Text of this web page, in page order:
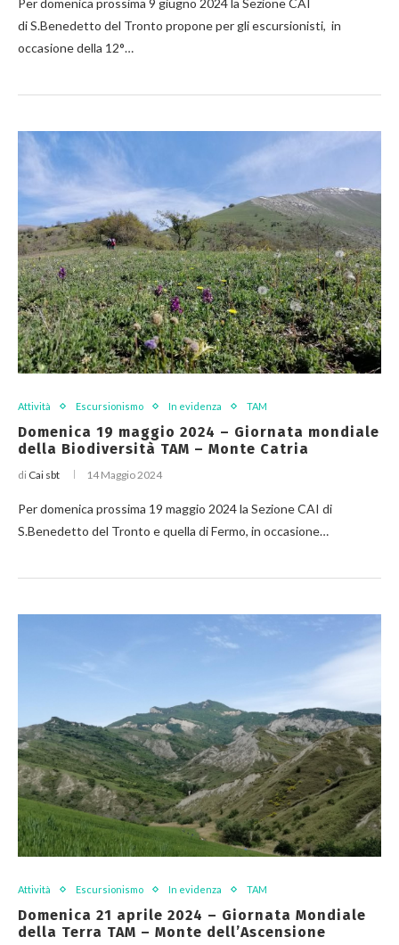
Per domenica prossima 9 giugno 2024 la Sezione CAI
di S.Benedetto del Tronto propone per gli escursionisti, in
occasione della 12°…
Attività Escursionismo In evidenza TAM
Domenica 19 maggio 2024 – Giornata mondiale
della Biodiversità TAM – Monte Catria
di Cai sbt 14 Maggio 2024
Per domenica prossima 19 maggio 2024 la Sezione CAI di
S.Benedetto del Tronto e quella di Fermo, in occasione…
Attività Escursionismo In evidenza TAM
Domenica 21 aprile 2024 – Giornata Mondiale
della Terra TAM – Monte dell’Ascensione